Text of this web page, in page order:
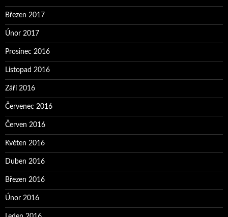
Březen 2017
Únor 2017
Prosinec 2016
Listopad 2016
Září 2016
Červenec 2016
Červen 2016
Květen 2016
Duben 2016
Březen 2016
Únor 2016